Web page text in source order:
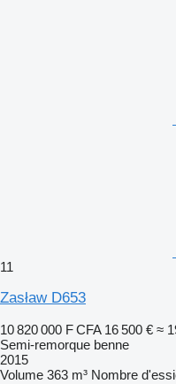
11
Zasław D653
10 820 000 F CFA 16 500 € ≈
Semi-remorque benne
2015
Volume 363 m³ Nombre